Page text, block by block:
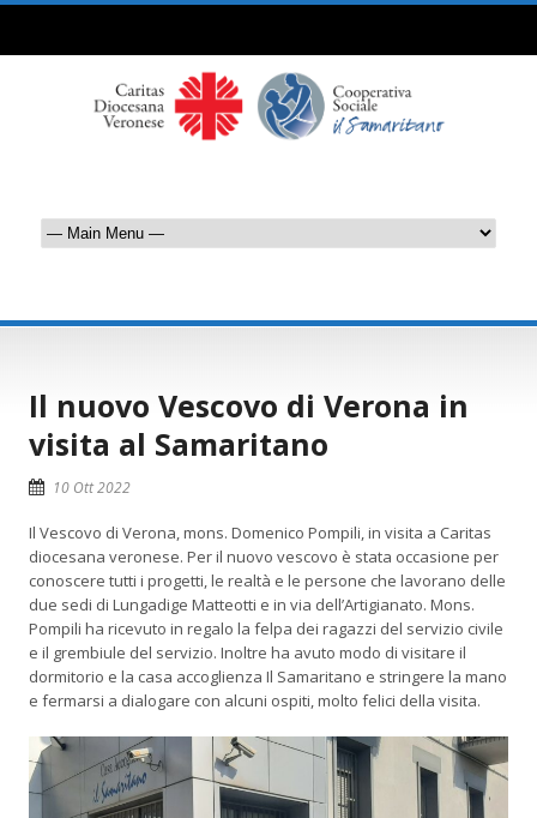
Il nuovo Vescovo di Verona in
visita al Samaritano
10 Ott 2022
Il Vescovo di Verona, mons. Domenico Pompili, in visita a Caritas
diocesana veronese. Per il nuovo vescovo è stata occasione per
conoscere tutti i progetti, le realtà e le persone che lavorano delle
due sedi di Lungadige Matteotti e in via dell’Artigianato. Mons.
Pompili ha ricevuto in regalo la felpa dei ragazzi del servizio civile
e il grembiule del servizio. Inoltre ha avuto modo di visitare il
dormitorio e la casa accoglienza Il Samaritano e stringere la mano
e fermarsi a dialogare con alcuni ospiti, molto felici della visita.